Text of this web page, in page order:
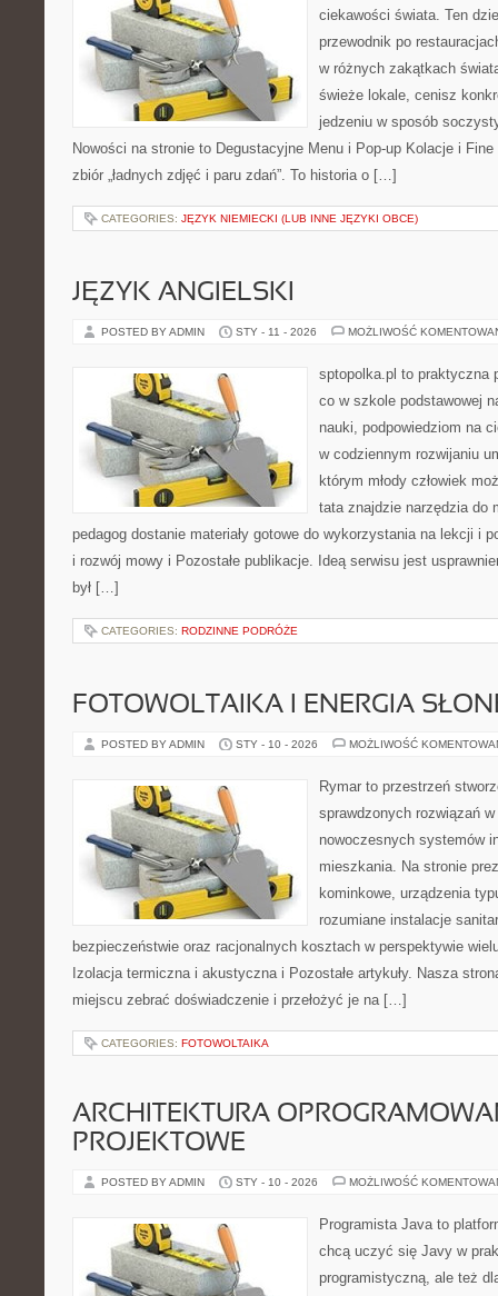
ciekawości świata. Ten
przewodnik po
w różnych zakątkach
świeże lokale, cenisz
jedzeniu w sposób
Nowości na stronie to Degustacyjne Menu i Pop-up Kolacje i
zbiór „ładnych zdjęć i paru zdań”. To historia o […]
CATEGORIES: JĘZYK NIEMIECKI (LUB INNE JĘZYKI OBCE)
JĘZYK ANGIELSKI
POSTED BY ADMIN STY - 11 - 2026 MOŻLIWOŚĆ
sptopolka.pl to praktyczna
co w szkole podstawowej
nauki, podpowiedziom na
w codziennym rozwijaniu
którym młody człowiek
tata znajdzie narzędzia do
pedagog dostanie materiały gotowe do wykorzystania na lekcji i
i rozwój mowy i Pozostałe publikacje. Ideą serwisu jest
był […]
CATEGORIES: RODZINNE PODRÓŻE
FOTOWOLTAIKA I ENERGIA
POSTED BY ADMIN STY - 10 - 2026 MOŻLIWOŚĆ
Rymar to przestrzeń
sprawdzonych rozwiązań
nowoczesnych systemów
mieszkania. Na stronie
kominkowe, urządzenia
rozumiane instalacje
bezpieczeństwie oraz racjonalnych kosztach w perspektywie
Izolacja termiczna i akustyczna i Pozostałe artykuły. Nasza
miejscu zebrać doświadczenie i przełożyć je na […]
CATEGORIES: FOTOWOLTAIKA
ARCHITEKTURA
PROJEKTOWE
POSTED BY ADMIN STY - 10 - 2026 MOŻLIWOŚĆ
Programista Java to
chcą uczyć się Javy w
programistyczną, ale też